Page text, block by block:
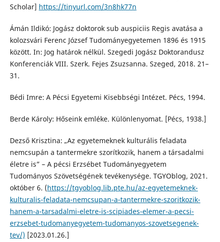
Scholar] https://tinyurl.com/3n8hk77n
Ámán Ildikó: Jogász doktorok sub auspiciis Regis avatása a
kolozsvári Ferenc József Tudományegyetemen 1896 és 1915
között. In: Jog határok nélkül. Szegedi Jogász Doktorandusz
Konferenciák VIII. Szerk. Fejes Zsuzsanna. Szeged, 2018. 21–
31.
Bédi Imre: A Pécsi Egyetemi Kisebbségi Intézet. Pécs, 1994.
Berde Károly: Hőseink emléke. Különlenyomat. [Pécs, 1938.]
Dezső Krisztina: „Az egyetemeknek kulturális feladata
nemcsupán a tantermekre szorítkozik, hanem a társadalmi
életre is” – A pécsi Erzsébet Tudományegyetem
Tudományos Szövetségének tevékenysége. TGYOblog, 2021.
október 6. (https://tgyoblog.lib.pte.hu/az-egyetemeknek-
kulturalis-feladata-nemcsupan-a-tantermekre-szoritkozik-
hanem-a-tarsadalmi-eletre-is-scipiades-elemer-a-pecsi-
erzsebet-tudomanyegyetem-tudomanyos-szovetsegenek-
tev/) [2023.01.26.]